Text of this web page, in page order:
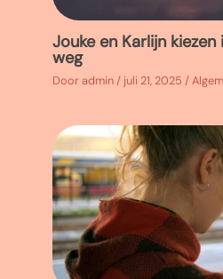
Jouke en Karlijn
weg
Dooradmin / juli 21, 2025 /